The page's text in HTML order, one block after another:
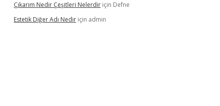
Çıkarım Nedir Çeşitleri Nelerdir için Defne
Estetik Diğer Adı Nedir için admin